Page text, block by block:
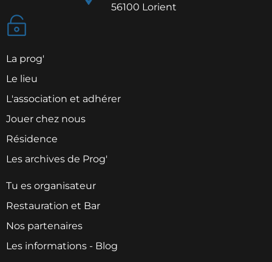
56100 Lorient
La prog'
Le lieu
L'association et adhérer
Jouer chez nous
Résidence
Les archives de Prog'
Tu es organisateur
Restauration et Bar
Nos partenaires
Les informations - Blog